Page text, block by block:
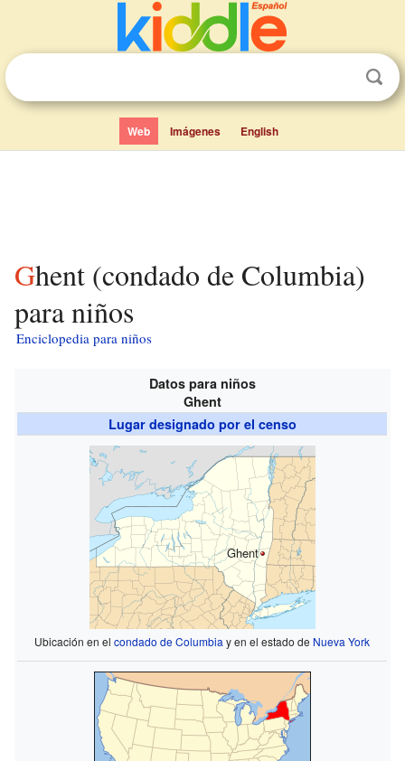
Web Imágenes English
Ghent (condado de Columbia)
para niños
Enciclopedia para niños
Datos para niños
Ghent
Lugar designado por el censo
Ghent
Ubicación en elcondado de Columbia y en el estado de Nueva York